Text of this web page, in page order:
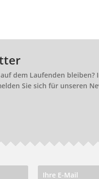
dem Laufenden
Sie sich für unseren